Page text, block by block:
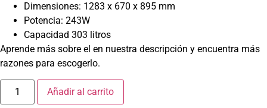
Dimensiones: 1283 x 670 x 895 mm
Potencia: 243W
Capacidad 303 litros
Aprende más sobre el en nuestra descripción y encuentra más
razones para escogerlo.
Añadir al carrito